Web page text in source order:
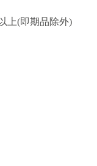
上(即期品除外)